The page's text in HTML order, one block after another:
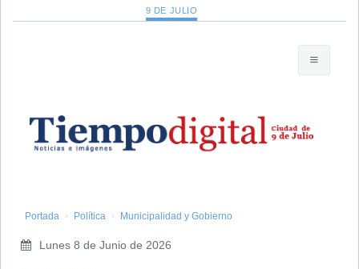
9 DE JULIO
Portada Política Municipalidad y Gobierno
Lunes 8 de Junio de 2026